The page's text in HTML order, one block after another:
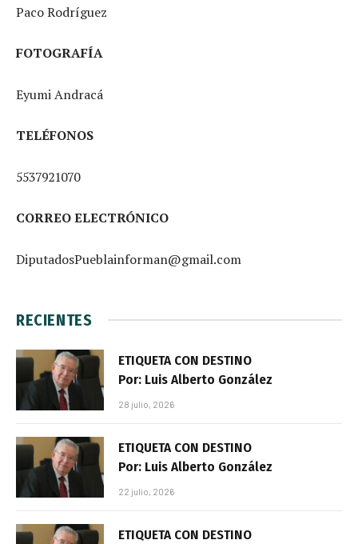
Paco Rodríguez
FOTOGRAFÍA
Eyumi Andracá
TELÉFONOS
5537921070
CORREO ELECTRÓNICO
DiputadosPueblainforman@gmail.com
RECIENTES
ETIQUETA CON DESTINO
Por: Luis Alberto González
28 julio, 2026
ETIQUETA CON DESTINO
Por: Luis Alberto González
22 julio, 2026
ETIQUETA CON DESTINO